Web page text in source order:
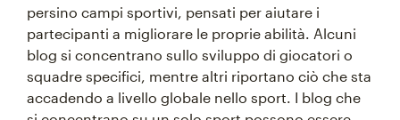
persino campi sportivi, pensati per aiutare i
partecipanti a migliorare le proprie abilità. Alcuni
blog si concentrano sullo sviluppo di giocatori o
squadre specifici, mentre altri riportano ciò che sta
accadendo a livello globale nello sport. I blog che